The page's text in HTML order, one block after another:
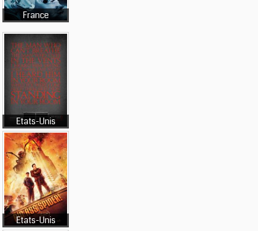
France
Etats-Unis
Etats-Unis